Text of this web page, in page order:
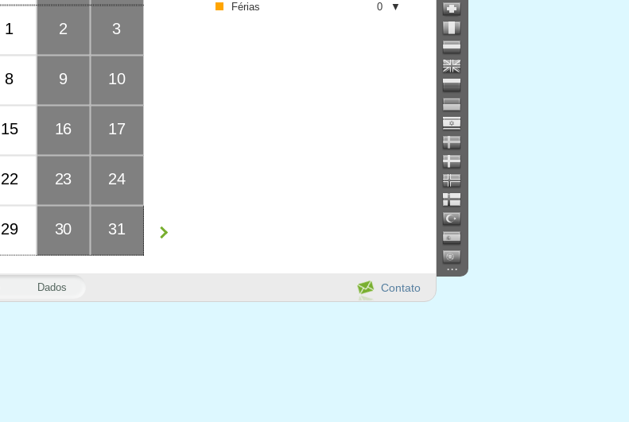
...
Contato
Dados
1 2 3
8 9 10
15 16 17
22 23 24
29 30 31
Férias
0 ▼